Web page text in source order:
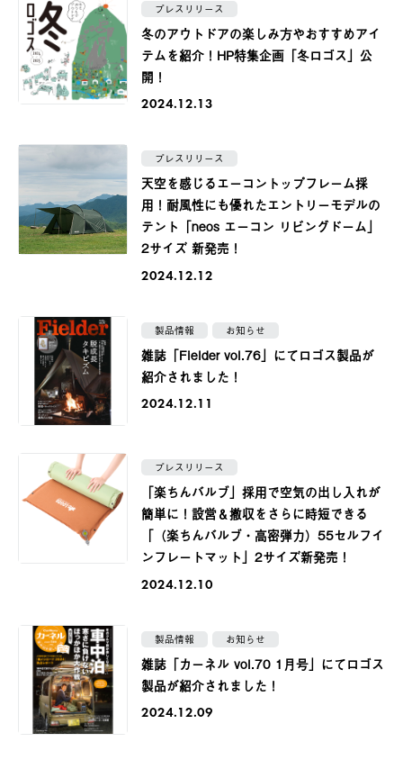
プレスリリース
冬のアウトドアの楽しみ方やおすすめアイ
テムを紹介！HP特集企画「冬ロゴス」公
開！
2024.12.13
プレスリリース
天空を感じるエーコントップフレーム採
用！耐風性にも優れたエントリーモデルの
テント「neos エーコン リビングドーム」
2サイズ 新発売！
2024.12.12
製品情報 お知らせ
雑誌「Fielder vol.76」にてロゴス製品が
紹介されました！
2024.12.11
プレスリリース
「楽ちんバルブ」採用で空気の出し入れが
簡単に！設営＆撤収をさらに時短できる
「（楽ちんバルブ・高密弾力）55セルフイ
ンフレートマット」2サイズ新発売！
2024.12.10
製品情報 お知らせ
雑誌「カーネル vol.70 1月号」にてロゴス
製品が紹介されました！
2024.12.09